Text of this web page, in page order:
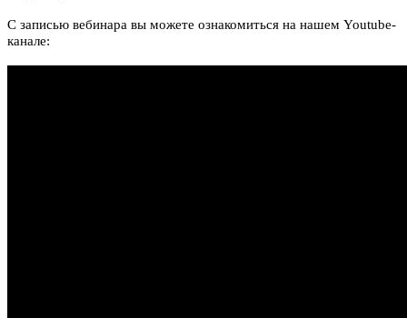
С записью вебинара вы можете ознакомиться на нашем Youtube-
канале: